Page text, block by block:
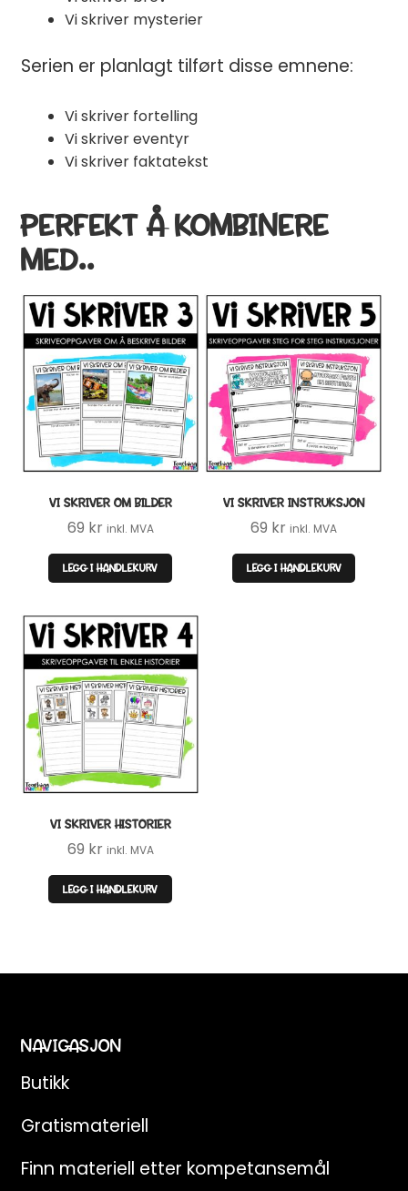
Vi skriver mysterier
Serien er planlagt tilført disse emnene:
Vi skriver fortelling
Vi skriver eventyr
Vi skriver faktatekst
PERFEKT Å KOMBINERE
MED..
VI SKRIVER OM BILDER
69 kr inkl. MVA
LEGG I HANDLEKURV
VI SKRIVER INSTRUKSJON
69 kr inkl. MVA
LEGG I HANDLEKURV
VI SKRIVER HISTORIER
69 kr inkl. MVA
LEGG I HANDLEKURV
NAVIGASJON
Butikk
Gratismateriell
Finn materiell etter kompetansemål